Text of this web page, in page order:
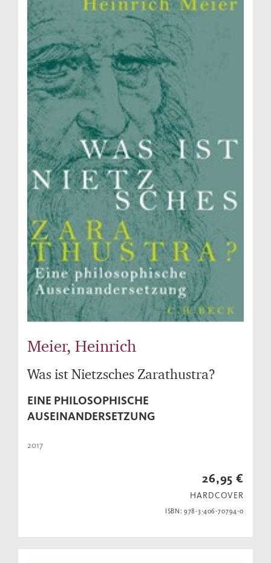
Meier, Heinrich
Was ist Nietzsches Zarathustra?
EINE PHILOSOPHISCHE
AUSEINANDERSETZUNG
2017
26,95 €
HARDCOVER
ISBN: 978-3-406-70794-0